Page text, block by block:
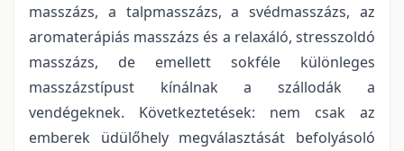
masszázs, a talpmasszázs, a svédmasszázs, az
aromaterápiás masszázs és a relaxáló, stresszoldó
masszázs, de emellett sokféle különleges
masszázstípust kínálnak a szállodák a
vendégeknek. Következtetések: nem csak az
emberek üdülőhely megválasztását befolyásoló